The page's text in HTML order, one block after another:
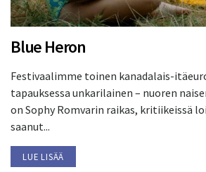
Blue Heron
Festivaalimme toinen kanadalais-
tapauksessa unkarilainen – nuoren
on Sophy Romvarin raikas, kritiikeissä
saanut...
LUE LISÄÄ